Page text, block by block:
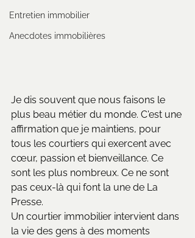
Entretien immobilier
Anecdotes immobilières
Je dis souvent que nous faisons le
plus beau métier du monde. C'est une
affirmation que je maintiens, pour
tous les courtiers qui exercent avec
cœur, passion et bienveillance. Ce
sont les plus nombreux. Ce ne sont
pas ceux-là qui font la une de La
Presse.
Un courtier immobilier intervient dans
la vie des gens à des moments